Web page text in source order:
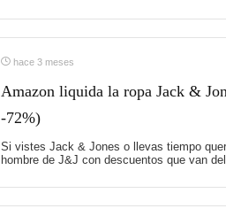
hace 3 meses
Amazon liquida la ropa Jack &
-72%)
Si vistes Jack & Jones o llevas tiempo
hombre de J&J con descuentos que van